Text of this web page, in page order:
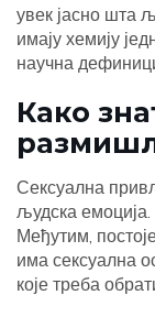
увек јасно шта
имају хемију
научна
Како
Сексуална
људска
Међутим,
има сексуална
које треба